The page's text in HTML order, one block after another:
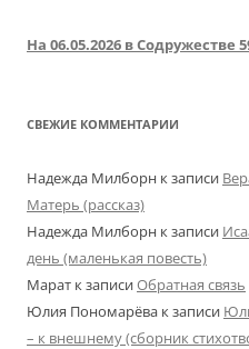
На 06.05.2026 в Содружестве
СВЕЖИЕ КОММЕНТАРИИ
Надежда Милборн к записи
Матерь (рассказ)
Надежда Милборн к записи
день (маленькая повесть)
Марат к записиОбратная связь
Юлия Пономарёва к записи
– к внешнему (сборник